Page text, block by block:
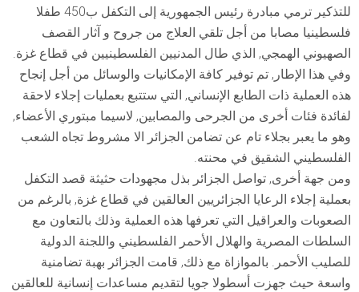
للتذكير ترمي مبادرة رئيس الجمهورية إلى التكفل ب450 طفلا
فلسطينيا مصابا من أجل تلقي العلاج من جروح و آثار القصف
الصهيوني الهمجي, الذي طال المدنيين الفلسطينيين في قطاع غزة.
وفي هذا الإطار, تم توفير كافة الإمكانيات والوسائل من أجل إنجاح
هذه العملية ذات الطابع الإنساني, التي ستتبع بعمليات إجلاء لاحقة
لفائدة فئات أخرى من الجرحى والمصابين, لاسيما مبتوري الأعضاء,
وهو ما يعبر بجلاء تام عن تضامن الجزائر الا مشروط تجاه الشعب
الفلسطيني الشقيق في محنته.
ومن جهة أخرى, تواصل الجزائر بذل مجهودات حثيثة قصد التكفل
بعملية إجلاء الرعايا الجزائريين العالقين في قطاع غزة, بالرغم من
الصعوبات والعراقيل التي تعرفها هذه العملية وذلك بالتعاون مع
السلطات المصرية والهلال الأحمر الفلسطيني واللجنة الدولية
للصليب الأحمر. بالموازاة مع ذلك, قامت الجزائر بهبة تضامنية
واسعة حيث جهزت أسطولا جويا لتقديم مساعدات إنسانية للعالقين